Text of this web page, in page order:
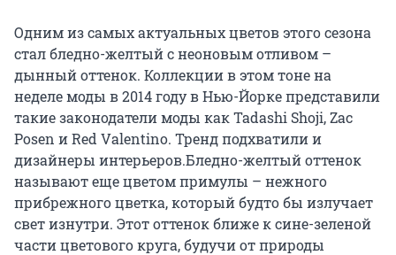
Одним из самых актуальных цветов этого сезона
стал бледно-желтый с неоновым отливом –
дынный оттенок. Коллекции в этом тоне на
неделе моды в 2014 году в Нью-Йорке представили
такие законодатели моды как Tadashi Shoji, Zac
Posen и Red Valentino. Тренд подхватили и
дизайнеры интерьеров.Бледно-желтый оттенок
называют еще цветом примулы – нежного
прибрежного цветка, который будто бы излучает
свет изнутри. Этот оттенок ближе к сине-зеленой
части цветового круга, будучи от природы